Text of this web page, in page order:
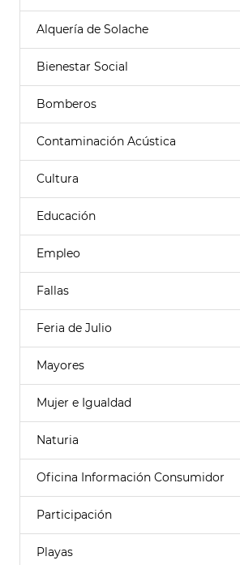
Alquería de Solache
Bienestar Social
Bomberos
Contaminación Acústica
Cultura
Educación
Empleo
Fallas
Feria de Julio
Mayores
Mujer e Igualdad
Naturia
Oficina Información Consumidor
Participación
Playas